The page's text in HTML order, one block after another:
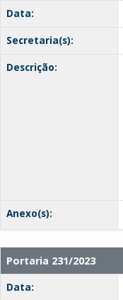
Data:
Secretaria(s):
Descrição:
Anexo(s):
Portaria 231/2023
Data: